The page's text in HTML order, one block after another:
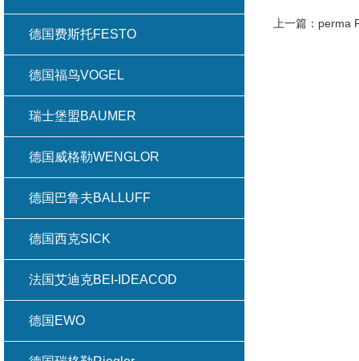
上一篇： perma
德国费斯托FESTO
德国福鸟VOGEL
瑞士堡盟BAUMER
德国威格勒WENGLOR
德国巴鲁夫BALLUFF
德国西克SICK
法国艾迪克BEI-IDEACOD
德国EWO